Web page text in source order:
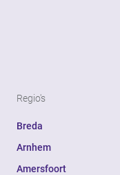
Regio's
Breda
Arnhem
Amersfoort